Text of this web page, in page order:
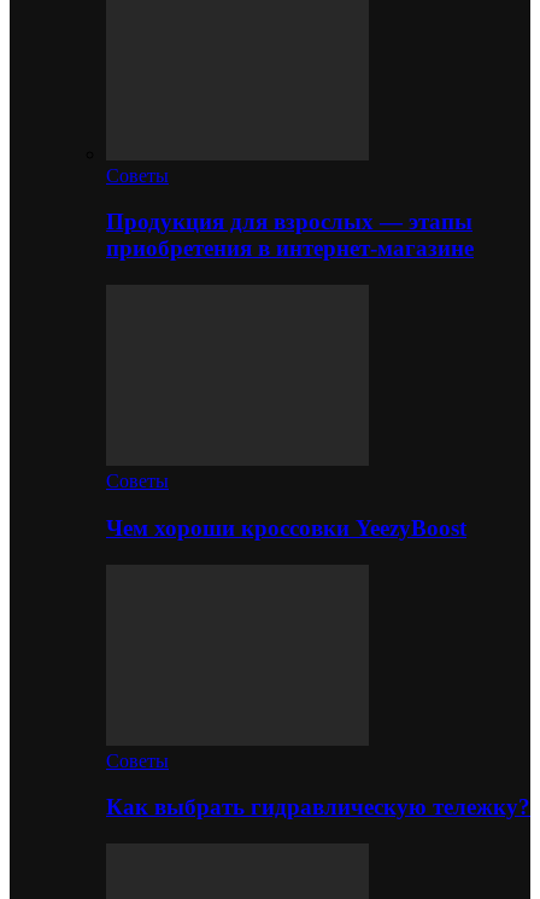
Советы
Продукция для взрослых — этапы
приобретения в интернет-магазине
Советы
Чем хороши кроссовки YeezyBoost
Советы
Как выбрать гидравлическую тележку?